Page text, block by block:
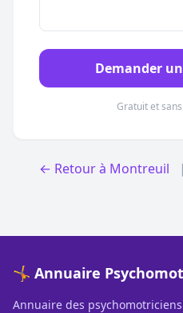
Demander
Gratuit et
← Retour à Montreuil |
🤸 Annuaire
Annuaire des